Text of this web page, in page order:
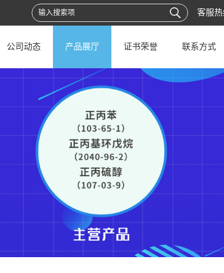
客服热
公司动态 产品展厅 证书荣誉 联系方式